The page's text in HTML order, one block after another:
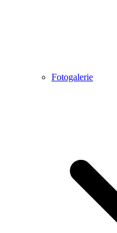
Fotogalerie